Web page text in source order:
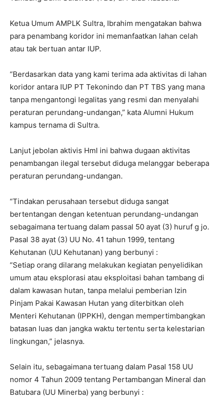
Ketua Umum AMPLK Sultra, Ibrahim mengatakan bahwa
para penambang koridor ini memanfaatkan lahan celah
atau tak bertuan antar IUP.
“Berdasarkan data yang kami terima ada aktivitas di lahan
koridor antara IUP PT Tekonindo dan PT TBS yang mana
tanpa mengantongi legalitas yang resmi dan menyalahi
peraturan perundang-undangan,” kata Alumni Hukum
kampus ternama di Sultra.
Lanjut jebolan aktivis HmI ini bahwa dugaan aktivitas
penambangan ilegal tersebut diduga melanggar beberapa
peraturan perundang-undangan.
“Tindakan perusahaan tersebut diduga sangat
bertentangan dengan ketentuan perundang-undangan
sebagaimana tertuang dalam passal 50 ayat (3) huruf g jo.
Pasal 38 ayat (3) UU No. 41 tahun 1999, tentang
Kehutanan (UU Kehutanan) yang berbunyi :
“Setiap orang dilarang melakukan kegiatan penyelidikan
umum atau eksplorasi atau eksploitasi bahan tambang di
dalam kawasan hutan, tanpa melalui pemberian Izin
Pinjam Pakai Kawasan Hutan yang diterbitkan oleh
Menteri Kehutanan (IPPKH), dengan mempertimbangkan
batasan luas dan jangka waktu tertentu serta kelestarian
lingkungan,” jelasnya.
Selain itu, sebagaimana tertuang dalam Pasal 158 UU
nomor 4 Tahun 2009 tentang Pertambangan Mineral dan
Batubara (UU Minerba) yang berbunyi :